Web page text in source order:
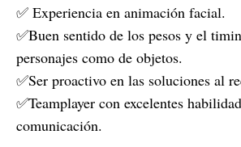
✅ Experiencia en animación facial.
✅Buen sentido de los pesos y el
personajes como de objetos.
✅Ser proactivo en las soluciones al
✅Teamplayer con excelentes
comunicación.